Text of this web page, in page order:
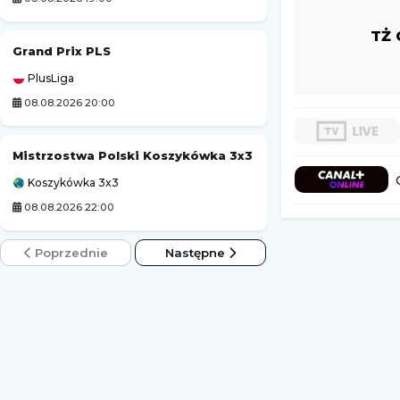
Grand Prix PLS
PlusLiga
08.08.2026 20:00
Mistrzostwa Polski Koszykówka 3x3
Koszykówka 3x3
08.08.2026 22:00
3. Liga Polska
Poprzednie Następne
TŻ